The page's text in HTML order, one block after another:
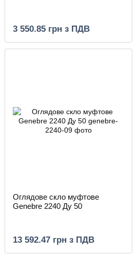
3 550.85 грн з ПДВ
Оглядове скло муфтове
Genebre 2240 Ду 50
13 592.47 грн з ПДВ